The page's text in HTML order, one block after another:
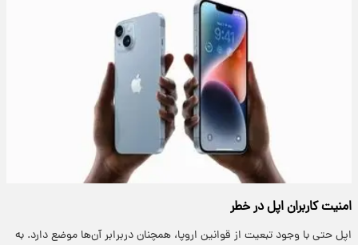
امنیت کاربران اپل در خطر
اپل حتی با وجود تبعیت از قوانین اروپا، همچنان دربرابر آن‌ها موضع دارد. به